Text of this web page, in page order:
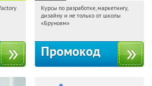
11:02:56
Получи первым!
Россия
Курсы по разработке, маркетингу,
дизайну и не только от школы
«Бруноям»
Промокод